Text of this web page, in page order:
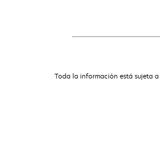
Toda la información está sujeta